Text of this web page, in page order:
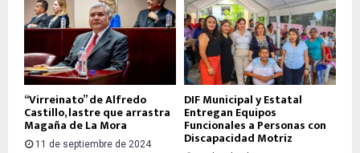
“Virreinato” de Alfredo
Castillo, lastre que arrastra
Magaña de La Mora
11 de septiembre de 2024
DIF Municipal y Estatal
Entregan Equipos
Funcionales a Personas con
Discapacidad Motriz